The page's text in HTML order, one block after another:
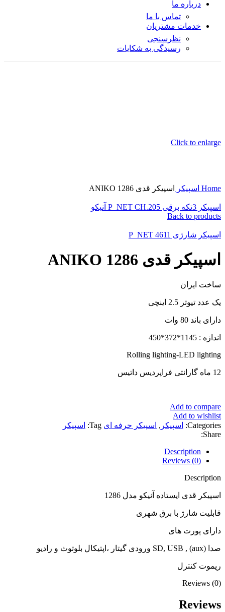
درباره ما
تماس با ما
خدمات مشتریان
نظرسنجی
رسیدگی به شکایات
Click to enlarge
Home اسپیکر اسپیکر قدی ANIKO 1286
اسپیکر 3تکه برقی P_NET CH.205 آنیکو
Back to products
اسپیکر شارژی P_NET 4611
اسپیکر قدی ANIKO 1286
ساخت ایران
یک عدد تیوتر 2.5 اینچی
دارای باند 80 وات
اندازه : 1145*372*450
Rolling lighting-LED lighting
12 ماه گارانتی فراپردیس داتیس
Add to compare
Add to wishlist
Categories:
اسپیکر , اسپیکر حرفه ای Tag:
اسپیکر
Share:
Description
Reviews (0)
Description
اسپیکر قدی ایستاده آنیکو مدل 1286
قابلیت شارژ با برق شهری
دارای پورت های
صدا (aux) , SD, USB ورودی گیتار ،اپتیکال بلوتوث و رادیو
ریموت کنترل
Reviews (0)
Reviews